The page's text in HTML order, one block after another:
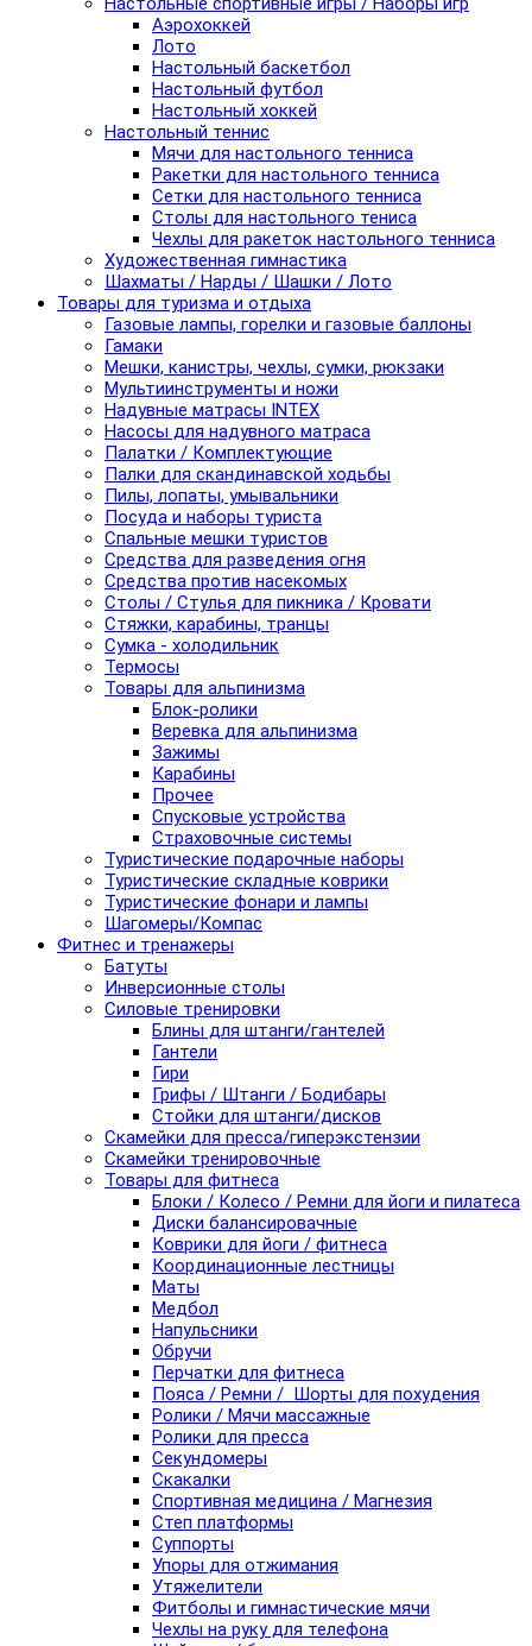
Аэрохоккей
Лото
Настольный баскетбол
Настольный футбол
Настольный хоккей
Настольный теннис
Мячи для настольного тенниса
Ракетки для настольного тенниса
Сетки для настольного тенниса
Столы для настольного тениса
Чехлы для ракеток настольного тенниса
Художественная гимнастика
Шахматы / Нарды / Шашки / Лото
Товары для туризма и отдыха
Газовые лампы, горелки и газовые баллоны
Гамаки
Мешки, канистры, чехлы, сумки, рюкзаки
Мультиинструменты и ножи
Надувные матрасы INTEX
Насосы для надувного матраса
Палатки / Комплектующие
Палки для скандинавской ходьбы
Пилы, лопаты, умывальники
Посуда и наборы туриста
Спальные мешки туристов
Средства для разведения огня
Средства против насекомых
Столы / Стулья для пикника / Кровати
Стяжки, карабины, транцы
Сумка - холодильник
Термосы
Товары для альпинизма
Блок-ролики
Веревка для альпинизма
Зажимы
Карабины
Прочее
Спусковые устройства
Страховочные системы
Туристические подарочные наборы
Туристические складные коврики
Туристические фонари и лампы
Шагомеры/Компас
Фитнес и тренажеры
Батуты
Инверсионные столы
Силовые тренировки
Блины для штанги/гантелей
Гантели
Гири
Грифы / Штанги / Бодибары
Стойки для штанги/дисков
Скамейки для пресса/гиперэкстензии
Скамейки тренировочные
Товары для фитнеса
Блоки / Колесо / Ремни для йоги и пилатеса
Диски балансировачные
Коврики для йоги / фитнеса
Координационные лестницы
Маты
Медбол
Напульсники
Обручи
Перчатки для фитнеса
Пояса / Ремни / Шорты для похудения
Ролики / Мячи массажные
Ролики для пресса
Секундомеры
Скакалки
Спортивная медицина / Магнезия
Степ платформы
Суппорты
Упоры для отжимания
Утяжелители
Фитболы и гимнастические мячи
Чехлы на руку для телефона